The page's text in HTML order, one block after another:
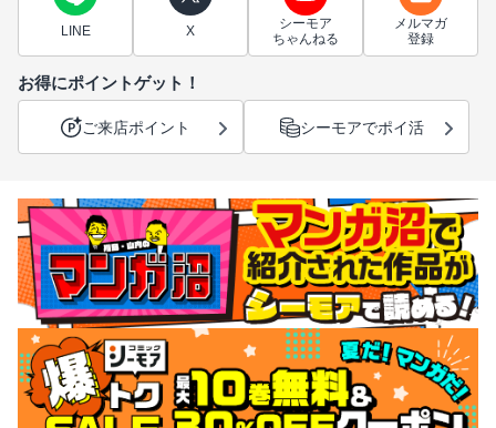
LINE X
シーモア
ちゃんねる
メルマガ
登録
お得にポイントゲット！
ご来店ポイント シーモアでポイ活